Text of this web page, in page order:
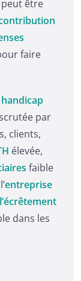
peut être
faire
handicap
par
clients,
élevée,
faible
entreprise
dans les